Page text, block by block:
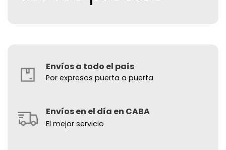
Envíos a todo el país
Por expresos puerta a puerta
Envíos en el día en CABA
El mejor servicio